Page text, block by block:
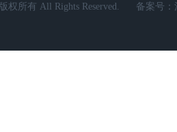
所有 All Rights Reserved. 备案号：